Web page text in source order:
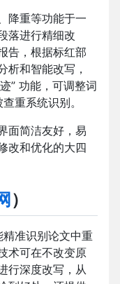
降重等功能于一
落进行精细改
告，根据标红部
析和智能改写，
” 功能，可调整词
重系统识别。
面简洁友好，易
改和优化的大四
）
精准识别论文中重
术可在不改变原
行深度改写，从